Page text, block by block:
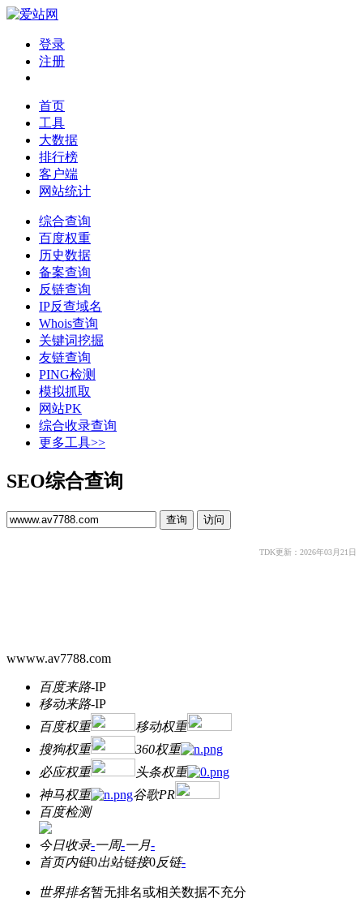
登录
注册
首页
工具
大数据
排行榜
客户端
网站统计
综合查询
百度权重
历史数据
备案查询
反链查询
IP反查域名
Whois查询
关键词挖掘
友链查询
PING检测
模拟抓取
网站PK
综合收录查询
更多工具>>
SEO综合查询
TDK更新：2026年03月21日
wwww.av7788.com
百度来路-IP
移动来路-IP
百度权重
移动权重
搜狗权重
360权重
必应权重
头条权重
神马权重
谷歌PR
百度检测
今日收录-一周-一月-
首页内链0出站链接0反链-
世界排名暂无排名或相关数据不充分